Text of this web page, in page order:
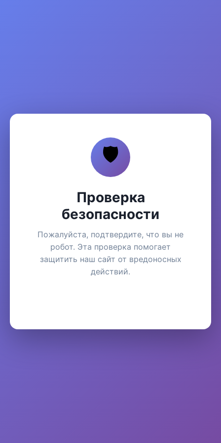
🛡️
Проверка
безопасности
Пожалуйста, подтвердите, что вы не
робот. Эта проверка помогает
защитить наш сайт от вредоносных
действий.